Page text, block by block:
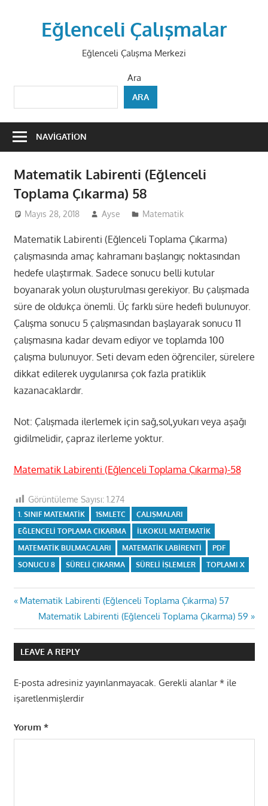
Eğlenceli Çalışmalar
Eğlenceli Çalışma Merkezi
Ara
ARA
NAVIGATION
Matematik Labirenti (Eğlenceli
Toplama Çıkarma) 58
Mayıs 28, 2018 Ayse Matematik
Matematik Labirenti (Eğlenceli Toplama Çıkarma)
çalışmasında amaç kahramanı başlangıç noktasından
hedefe ulaştırmak. Sadece sonucu belli kutular
boyanarak yolun oluşturulması gerekiyor. Bu çalışmada
süre de oldukça önemli. Üç farklı süre hedefi bulunuyor.
Çalışma sonucu 5 çalışmasından başlayarak sonucu 11
çalışmasına kadar devam ediyor ve toplamda 100
çalışma bulunuyor. Seti devam eden öğrenciler, sürelere
dikkat edilerek uygulanırsa çok fazla pratiklik
kazanacaklardır.
Not: Çalışmada ilerlemek için sağ,sol,yukarı veya aşağı
gidilmelidir, çapraz ilerleme yoktur.
Matematik Labirenti (Eğlenceli Toplama Çıkarma)-58
Görüntüleme Sayısı: 1.274
1. SINIF MATEMATIK 1SMLETC
ÇALIŞMALARI
EĞLENCELI TOPLAMA ÇIKARMA
ILKOKUL MATEMATIK
MATEMATIK BULMACALARI
MATEMATIK LABIRENTI
PDF
SONUCU 8
SÜRELI ÇIKARMA SÜRELI IŞLEMLER TOPLAMI X
Yazı
gezinmesi
Previous
Matematik Labirenti (Eğlenceli Toplama Çıkarma) 57
Next
Post:
Matematik Labirenti (Eğlenceli Toplama Çıkarma) 59
LEAVE A REPLY
E-posta adresiniz yayınlanmayacak. Gerekli alanlar*ile
işaretlenmişlerdir
Yorum *